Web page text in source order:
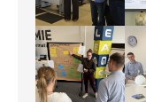
image003 ©